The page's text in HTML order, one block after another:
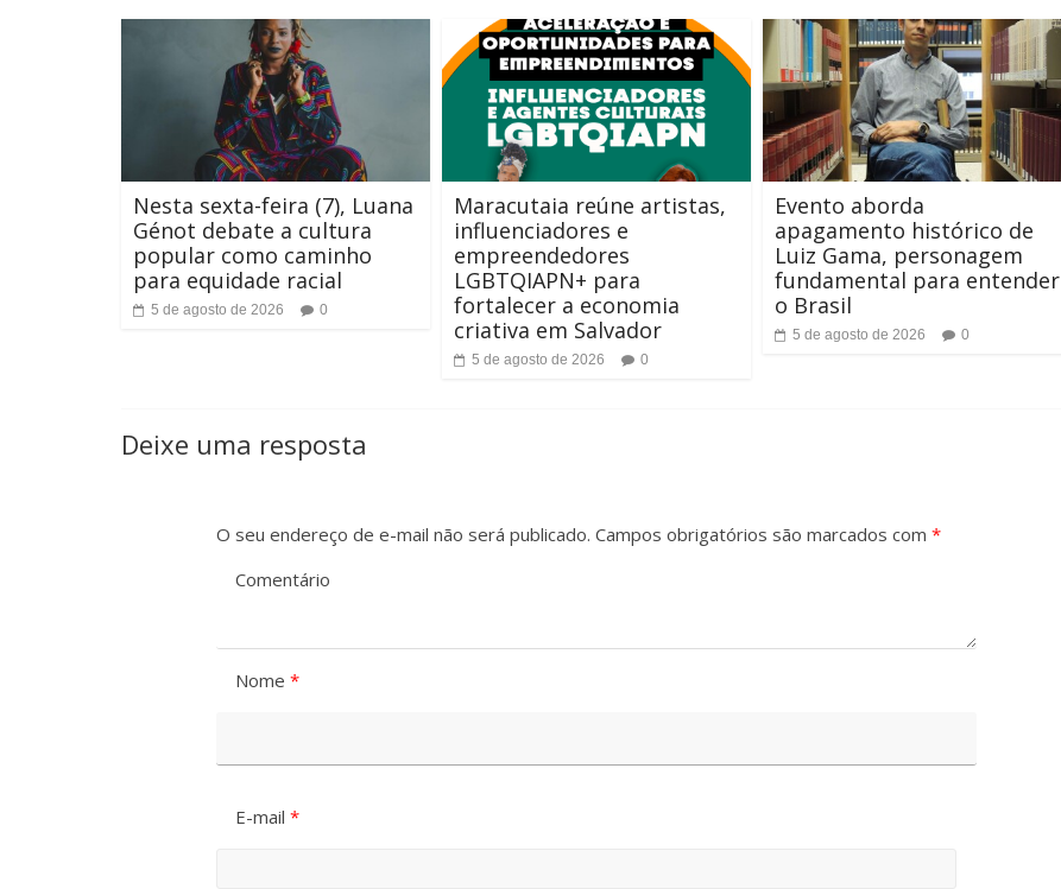
Nesta sexta-feira (7), Luana
Génot debate a cultura
popular como caminho
para equidade racial
5 de agosto de 2026 0
Maracutaia reúne artistas,
influenciadores e
empreendedores
LGBTQIAPN+ para
fortalecer a economia
criativa em Salvador
5 de agosto de 2026 0
Evento aborda
apagamento histórico de
Luiz Gama, personagem
fundamental para entender
o Brasil
5 de agosto de 2026 0
Deixe uma resposta
O seu endereço de e-mail não será publicado. Campos obrigatórios são marcados com *
Comentário
Nome *
E-mail *